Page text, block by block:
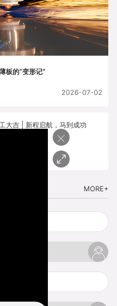
板的“变形记”
2026-07-02
大吉 | 新程启航，马到成功
MORE+
×